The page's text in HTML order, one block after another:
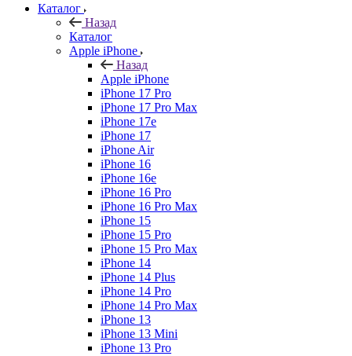
Каталог
Назад
Каталог
Apple iPhone
Назад
Apple iPhone
iPhone 17 Pro
iPhone 17 Pro Max
iPhone 17e
iPhone 17
iPhone Air
iPhone 16
iPhone 16e
iPhone 16 Pro
iPhone 16 Pro Max
iPhone 15
iPhone 15 Pro
iPhone 15 Pro Max
iPhone 14
iPhone 14 Plus
iPhone 14 Pro
iPhone 14 Pro Max
iPhone 13
iPhone 13 Mini
iPhone 13 Pro